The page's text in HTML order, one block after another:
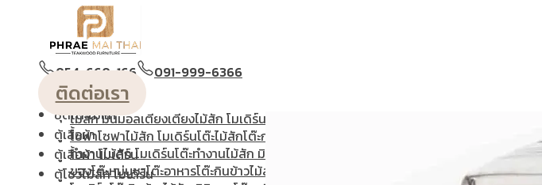
054-660-166 091-999-6366
ติดต่อเรา
วางของไม้สัก
ไม้แท้ชุดโต๊ะไม้สัก โมเดิร์น
โต๊ะอาหารตู้ตู้เสื้อผ้า
วางหนังสือตู้หัวเตียง ตู้โชว์ตู้โชว์ไม้สัก โมเดิร์น
โมเดิร์น
ประตูนิรภัยคู่ชองแสงประตูบานคู่
แกะสลักม้านั่งยาว
ไม้สัก มินิมอลเตียงเตียงไม้สัก โมเดิร์น
โซฟาโซฟาไม้สัก โมเดิร์นโต๊ะไม้สักโต๊ะกลางโซฟา
ทํางานไม้สัก โมเดิร์นโต๊ะทำงานไม้สัก มินิมอล
ของโต๊ะหมู่บูชาโต๊ะอาหารโต๊ะกินข้าวไม้สักกลม
ชั้นวางของไม้สัก
ชั้นวางทีวี ไม้สักมินิมอล
ชั้นวางทีวี ไม้สักโมเดิร์น
ชุดโต๊ะไม้สัก มินิมอล
ชุดโต๊ะไม้สัก โมเดิร์น
ชุดโต๊ะไม้แท้
ตู้เสื้อผ้า
ตู้เสื้อผ้า โมเดิร์น
ตู้โชว์ไม้สัก โมเดิร์น